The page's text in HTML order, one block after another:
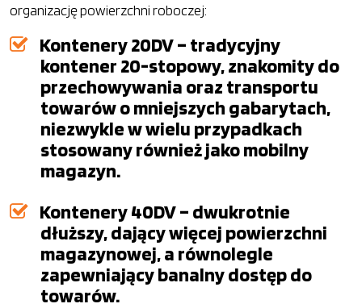
organizację powierzchni roboczej:
Kontenery 20DV – tradycyjny
kontener 20-stopowy, znakomity do
przechowywania oraz transportu
towarów o mniejszych gabarytach,
niezwykle w wielu przypadkach
stosowany również jako mobilny
magazyn.
Kontenery 40DV – dwukrotnie
dłuższy, dający więcej powierzchni
magazynowej, a równolegle
zapewniający banalny dostęp do
towarów.